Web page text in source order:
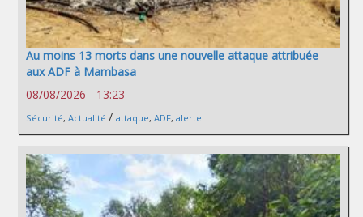
Au moins 13 morts dans une nouvelle attaque attribuée
aux ADF à Mambasa
08/08/2026 - 13:23
Sécurité, Actualité / attaque, ADF, alerte